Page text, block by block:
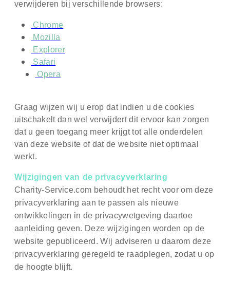
verwijderen bij verschillende browsers:
Chrome
Mozilla
Explorer
Safari
Opera
Graag wijzen wij u erop dat indien u de cookies
uitschakelt dan wel verwijdert dit ervoor kan zorgen
dat u geen toegang meer krijgt tot alle onderdelen
van deze website of dat de website niet optimaal
werkt.
Wijzigingen van de privacyverklaring
Charity-Service.com behoudt het recht voor om deze
privacyverklaring aan te passen als nieuwe
ontwikkelingen in de privacywetgeving daartoe
aanleiding geven. Deze wijzigingen worden op de
website gepubliceerd. Wij adviseren u daarom deze
privacyverklaring geregeld te raadplegen, zodat u op
de hoogte blijft.